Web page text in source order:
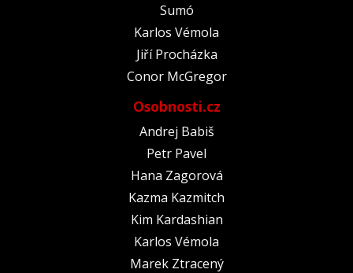
Sumó
Karlos Vémola
Jiří Procházka
Conor McGregor
Osobnosti.cz
Andrej Babiš
Petr Pavel
Hana Zagorová
Kazma Kazmitch
Kim Kardashian
Karlos Vémola
Marek Ztracený